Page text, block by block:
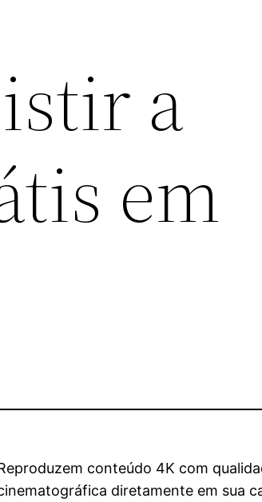
a
em
conteúdo 4K com
diretamente em sua